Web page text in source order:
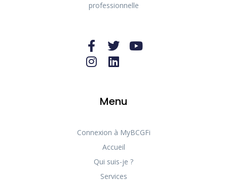
professionnelle
Menu
Connexion à MyBCGFi
Accueil
Qui suis-je ?
Services